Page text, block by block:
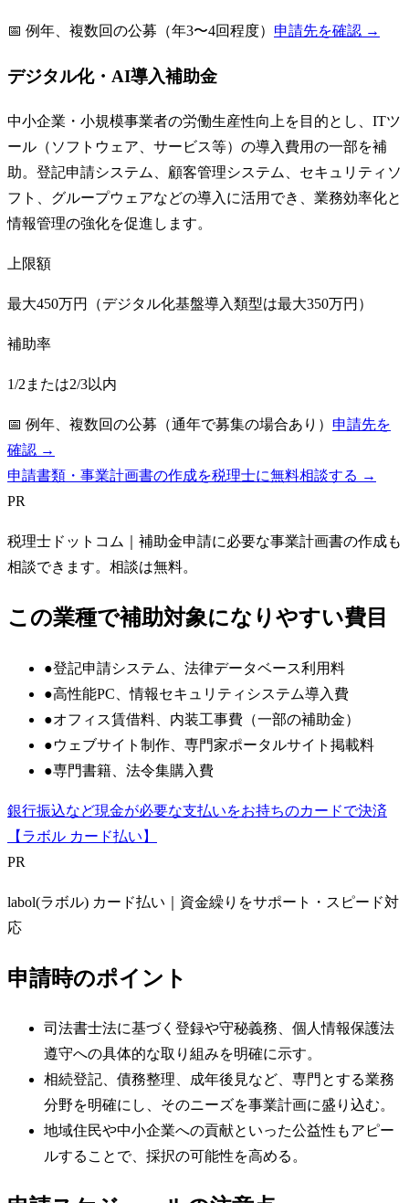
📅 例年、複数回の公募（年3〜4回程度） 申請先を確認 →
デジタル化・AI導入補助金
中小企業・小規模事業者の労働生産性向上を目的とし、ITツ
ール（ソフトウェア、サービス等）の導入費用の一部を補
助。登記申請システム、顧客管理システム、セキュリティソ
フト、グループウェアなどの導入に活用でき、業務効率化と
情報管理の強化を促進します。
上限額
最大450万円（デジタル化基盤導入類型は最大350万円）
補助率
1/2または2/3以内
📅 例年、複数回の公募（通年で募集の場合あり） 申請先を
確認 →
申請書類・事業計画書の作成を税理士に無料相談する →
PR
税理士ドットコム
｜補助金申請に必要な事業計画書の作成も
相談できます。相談は無料。
この業種で補助対象になりやすい費目
●登記申請システム、法律データベース利用料
●高性能PC、情報セキュリティシステム導入費
●オフィス賃借料、内装工事費（一部の補助金）
●ウェブサイト制作、専門家ポータルサイト掲載料
●専門書籍、法令集購入費
銀行振込など現金が必要な支払いをお持ちのカードで決済
【ラボル カード払い】
PR
labol(ラボル) カード払い｜資金繰りをサポート・スピード対
応
申請時のポイント
司法書士法に基づく登録や守秘義務、個人情報保護法
遵守への具体的な取り組みを明確に示す。
相続登記、債務整理、成年後見など、専門とする業務
分野を明確にし、そのニーズを事業計画に盛り込む。
地域住民や中小企業への貢献といった公益性もアピー
ルすることで、採択の可能性を高める。